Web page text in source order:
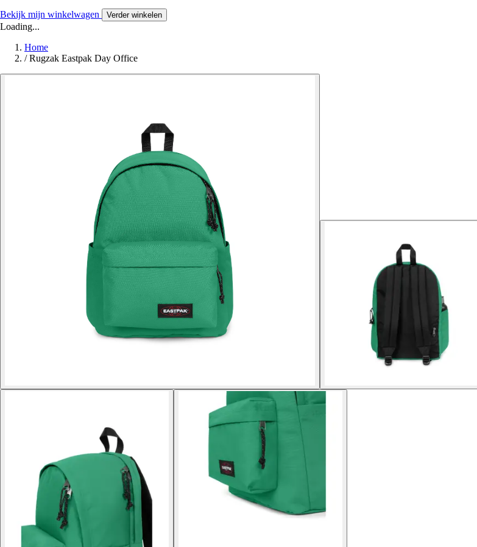
Bekijk mijn winkelwagen Verder winkelen
Loading...
Home
/ Rugzak Eastpak Day Office